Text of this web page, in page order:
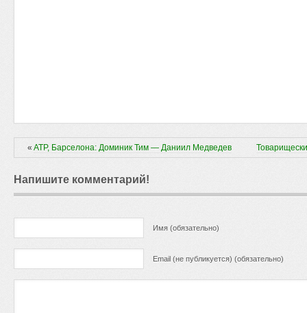
« ATP, Барселона: Доминик Тим — Даниил Медведев
Напишите комментарий!
Имя (обязательно)
Email (не публикуется) (обязательно)